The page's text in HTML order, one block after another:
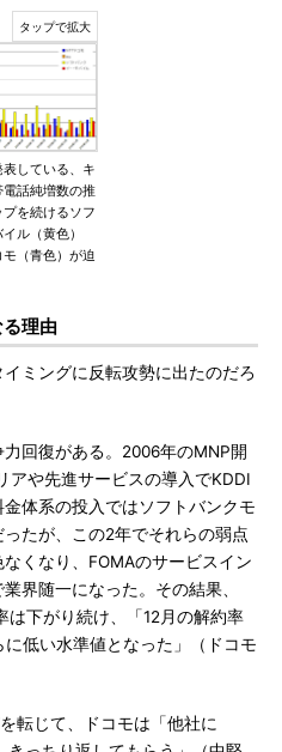
している、キ
電話純増数の推
を続けるソフ
ル（黄色）
（青色）が迫
る理由
ミングに反転攻勢に出たのだろ
回復がある。2006年のMNP開
アや先進サービスの導入でKDDI
体系の投入ではソフトバンクモ
たが、この2年でそれらの弱点
くなり、FOMAのサービスイン
界随一になった。その結果、
は下がり続け、「12月の解約率
低い水準値となった」（ドコモ
転じて、ドコモは「他社に